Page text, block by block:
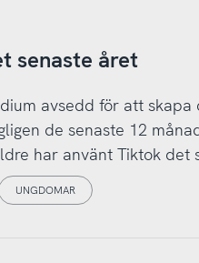
senaste året
avsedd för att
de senaste 12
har använt Tiktok det
UNGDOMAR